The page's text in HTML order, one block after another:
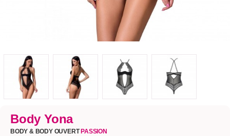
Body Yona
BODY & BODY OUVERT PASSION